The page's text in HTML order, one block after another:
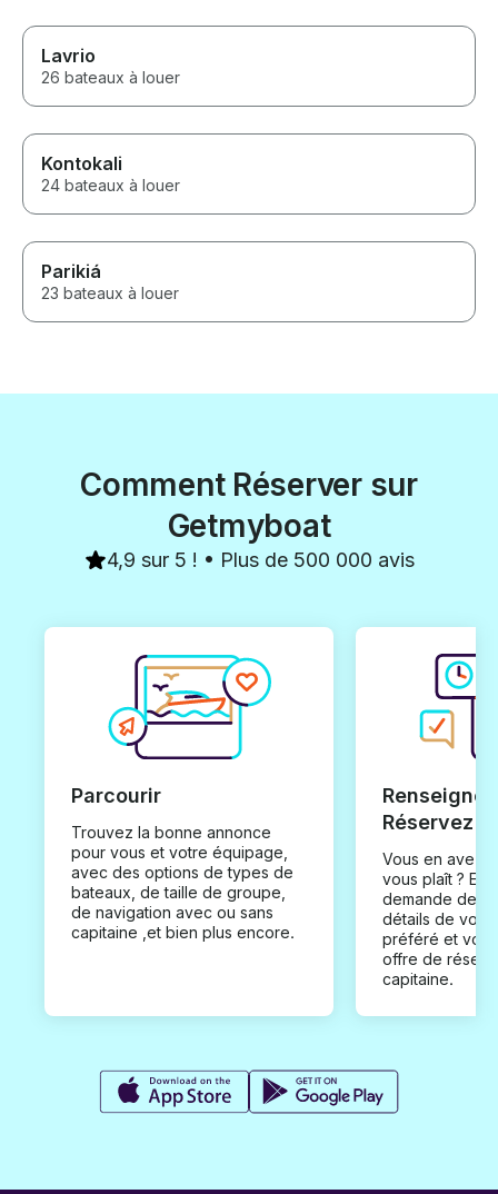
Lavrio
26 bateaux à louer
Kontokali
24 bateaux à louer
Parikiá
23 bateaux à louer
Comment Réserver sur
Getmyboat
4,9 sur 5 ! • Plus de 500 000 avis
Parcourir
Trouvez la bonne annonce
pour vous et votre équipage,
avec des options de types de
bateaux, de taille de groupe,
de navigation avec ou sans
capitaine ,et bien plus encore.
Réservez
Vous en avez
vous plaît ?
demande de
détails de
préféré et
offre de
capitaine.